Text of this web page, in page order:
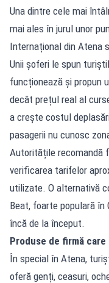
Una dintre cele mai
mai ales în jurul unor
Internațional din Atena
Unii șoferi le spun
funcționează și propun
decât prețul real al
a crește costul
pasagerii nu cunosc
Autoritățile recomandă
verificarea tarifelor
utilizate. O alternativă
Beat, foarte populară
încă de la început.
Produse de firmă
În special în Atena,
oferă genți, ceasuri,